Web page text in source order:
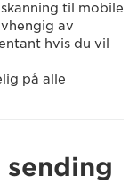
til mobile
av
hvis du vil
på alle